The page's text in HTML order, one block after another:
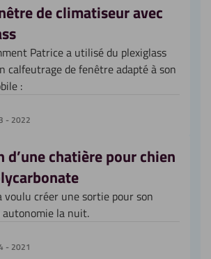
de climatiseur avec
Patrice a utilisé du plexiglass
calfeutrage de fenêtre adapté à son
:
- 2022
d’une chatière pour chien
voulu créer une sortie pour son
la nuit.
- 2021